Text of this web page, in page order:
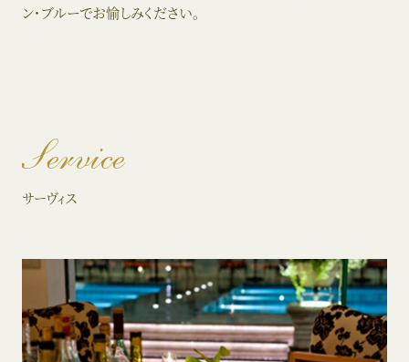
ン・ブルーでお愉しみください。
Service
サーヴィス